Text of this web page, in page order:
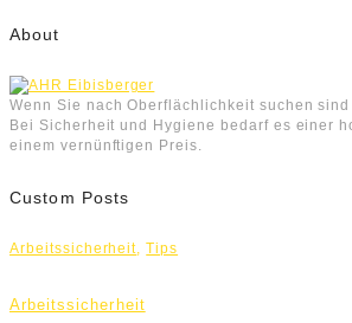
About
Wenn Sie nach Oberflächlichkeit suchen
Bei Sicherheit und Hygiene bedarf es einer
einem vernünftigen Preis.
Custom Posts
Arbeitssicherheit,Tips
Arbeitssicherheit